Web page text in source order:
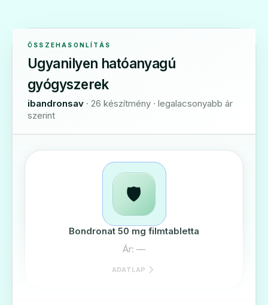
ÖSSZEHASONLÍTÁS
Ugyanilyen hatóanyagú
gyógyszerek
ibandronsav · 26 készítmény · legalacsonyabb ár
szerint
🛡️
Bondronat 50 mg filmtabletta
Ár: —
ADATLAP